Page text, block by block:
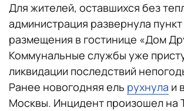
Для жителей, оставшихся без
администрация развернула
размещения в гостинице «Дом
Коммунальные службы уже
ликвидации последствий
Ранее новогодняя ель рухнула и
Москвы. Инцидент произошел на